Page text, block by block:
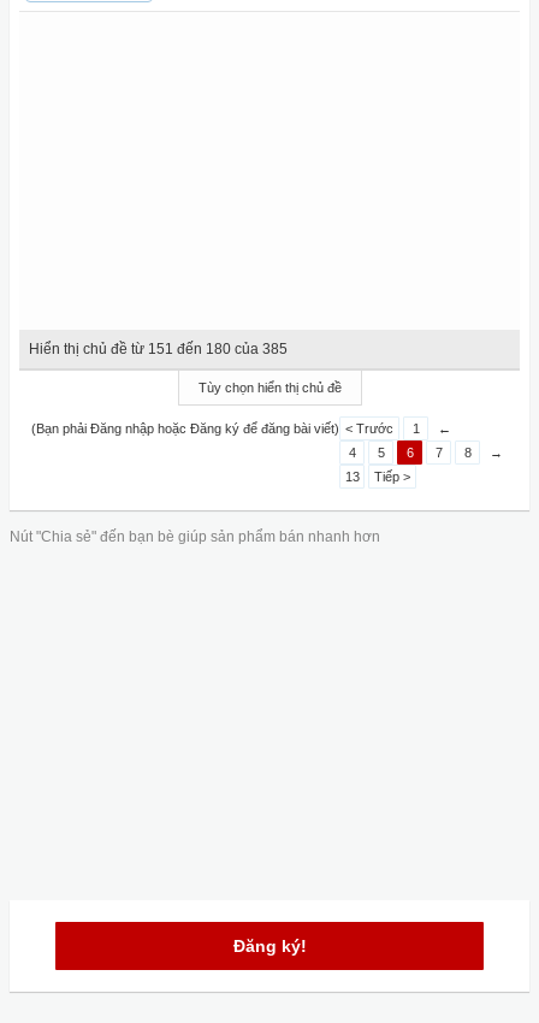
Hiển thị chủ đề từ 151 đến 180 của 385
Tùy chọn hiển thị chủ đề
(Bạn phải Đăng nhập hoặc Đăng ký để đăng bài viết) < Trước 1
←
4
5 6 7 8
→
13
Tiếp >
Nút "Chia sẻ" đến bạn bè giúp sản phẩm bán nhanh hơn
Đăng ký!